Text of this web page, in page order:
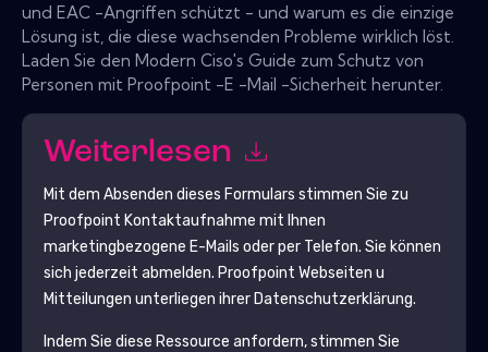
und EAC -Angriffen schützt - und warum es die einzige
Lösung ist, die diese wachsenden Probleme wirklich löst.
Laden Sie den Modern Ciso's Guide zum Schutz von
Personen mit Proofpoint -E -Mail -Sicherheit herunter.
Weiterlesen
Mit dem Absenden dieses Formulars stimmen Sie zu
Proofpoint Kontaktaufnahme mit Ihnen
marketingbezogene E-Mails oder per Telefon. Sie können
sich jederzeit abmelden. Proofpoint Webseiten u
Mitteilungen unterliegen ihrer Datenschutzerklärung.
Indem Sie diese Ressource anfordern, stimmen Sie